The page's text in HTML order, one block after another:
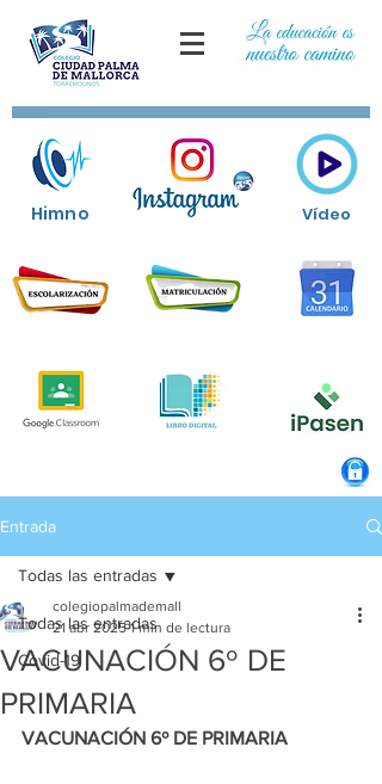
Himno Vídeo
Entrada
Todas las entradas
Covid-19
Todas las entradas
VACUNACIÓN 6º DE
PRIMARIA
colegiopalmademall
21 abr 2025 1 min de lectura
VACUNACIÓN 6º DE PRIMARIA